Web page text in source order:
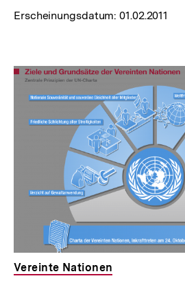
Erscheinungsdatum:01.02.2011
Vereinte Nationen